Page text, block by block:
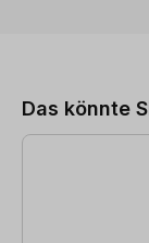
Das könnte